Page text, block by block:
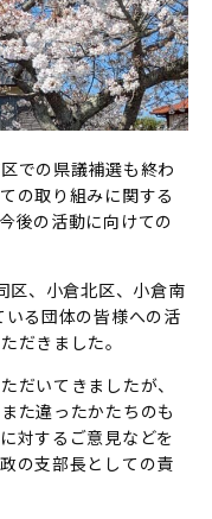
での県議補選も終わ
の取り組みに関する
後の活動に向けての
区、小倉北区、小倉南
る団体の皆様への活
だきました。
だいてきましたが、
た違ったかたちのも
対するご意見などを
の支部長としての責